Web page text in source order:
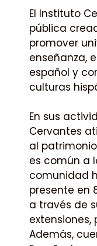
El Instituto
pública
promover
enseñanza,
español y
culturas
En sus
Cervantes
al
es común a
comunidad
presente en
a través de
Además,